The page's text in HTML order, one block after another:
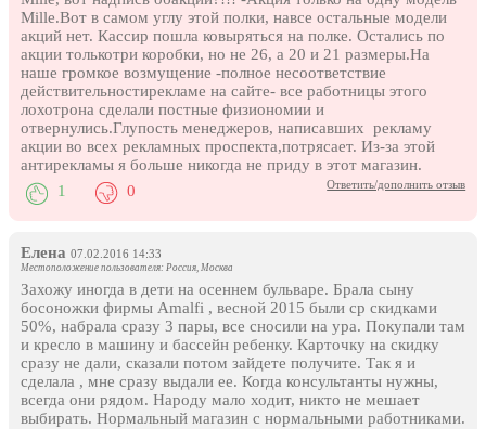
Mille.Вот в самом углу этой полки, навсе остальные модели
акций нет. Кассир пошла ковыряться на полке. Остались по
акции толькотри коробки, но не 26, а 20 и 21 размеры.На
наше громкое возмущение -полное несоответствие
действительностирекламе на сайте- все работницы этого
лохотрона сделали постные физиономии и
отвернулись.Глупость менеджеров, написавших рекламу
акции во всех рекламных проспекта,потрясает. Из-за этой
антирекламы я больше никогда не приду в этот магазин.
Ответить/дополнить отзыв
1 0
Елена 07.02.2016 14:33
Местоположение пользователя: Россия, Москва
Захожу иногда в дети на осеннем бульваре. Брала сыну
босоножки фирмы Amalfi , весной 2015 были ср скидками
50%, набрала сразу 3 пары, все сносили на ура. Покупали там
и кресло в машину и бассейн ребенку. Карточку на скидку
сразу не дали, сказали потом зайдете получите. Так я и
сделала , мне сразу выдали ее. Когда консультанты нужны,
всегда они рядом. Народу мало ходит, никто не мешает
выбирать. Нормальный магазин с нормальными работниками.